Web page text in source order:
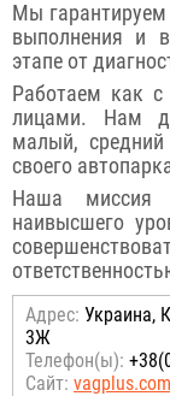
Мы гарантируем
выполнения и
этапе от
Работаем как
лицами. Нам
малый,
своего
Наша миссия
наивысшего
Адрес: Украина,
3Ж
Телефон(ы):
Сайт: